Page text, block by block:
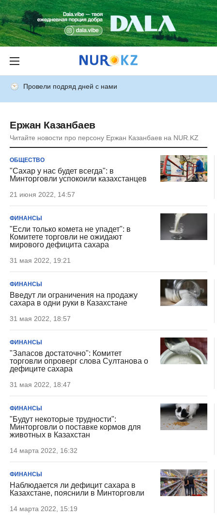
Провели подряд дней с нами
Ержан Казанбаев
Читайте новости про персону Ержан Казанбаев на NUR.KZ
ОБЩЕСТВО
"Сахар у нас будет всегда": в
Минторговли успокоили казахстанцев
21 июня 2022, 14:57
ФИНАНСЫ
"Если только комета не упадет": в
Комитете торговли не ожидают
мирового дефицита сахара
31 мая 2022, 19:21
ФИНАНСЫ
Введут ли ограничения на продажу
сахара в одни руки в Казахстане
31 мая 2022, 18:57
ФИНАНСЫ
"Запасов достаточно": Комитет
торговли опроверг слова Султанова о
дефиците сахара
31 мая 2022, 18:47
ФИНАНСЫ
"Будут некоторые трудности":
Минторговли о поставке кормов для
животных в Казахстан
14 марта 2022, 16:32
ФИНАНСЫ
Наблюдается ли дефицит сахара в
Казахстане, пояснили в Минторговли
14 марта 2022, 15:19